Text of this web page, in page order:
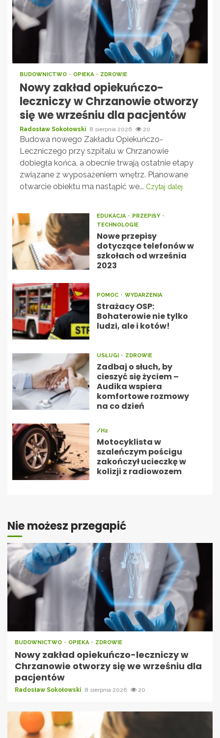
BUDOWNICTWO OPIEKA ZDROWIE
Nowy zakład opiekuńczo-
leczniczy w Chrzanowie otworzy
się we wrześniu dla pacjentów
Radosław Sokołowski 8 sierpnia 2026 20
Budowa nowego Zakładu Opiekuńczo-
Leczniczego przy szpitalu w Chrzanowie
dobiegła końca, a obecnie trwają ostatnie etapy
związane z wyposażeniem wnętrz. Planowane
otwarcie obiektu ma nastąpić we... Czytaj dalej
EDUKACJA
PRZEPISY
TECHNOLOGIE
Nowe przepisy
dotyczące telefonów w
szkołach od września
2023
POMOC WYDARZENIA
Strażacy OSP:
Bohaterowie nie tylko
ludzi, ale i kotów!
USŁUGI ZDROWIE
Zadbaj o słuch, by
cieszyć się życiem –
Audika wspiera
komfortowe rozmowy
na co dzień
/H2
Motocyklista w
szaleńczym pościgu
zakończył ucieczkę w
kolizji z radiowozem
Nie możesz przegapić
BUDOWNICTWO OPIEKA ZDROWIE
Nowy zakład opiekuńczo-leczniczy w
Chrzanowie otworzy się we wrześniu dla
pacjentów
Radosław Sokołowski 8 sierpnia 2026 20